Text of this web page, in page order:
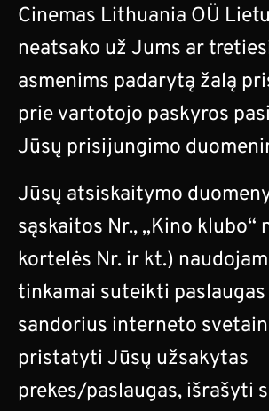
Cinemas Lithuania OÜ
neatsako už Jums ar
asmenims padarytą žalą
prie vartotojo paskyros
Jūsų prisijungimo
Jūsų atsiskaitymo
sąskaitos Nr., „Kino klubo“
kortelės Nr. ir kt.)
tinkamai suteikti
sandorius interneto
pristatyti Jūsų užsakytas
prekes/paslaugas, išrašyti